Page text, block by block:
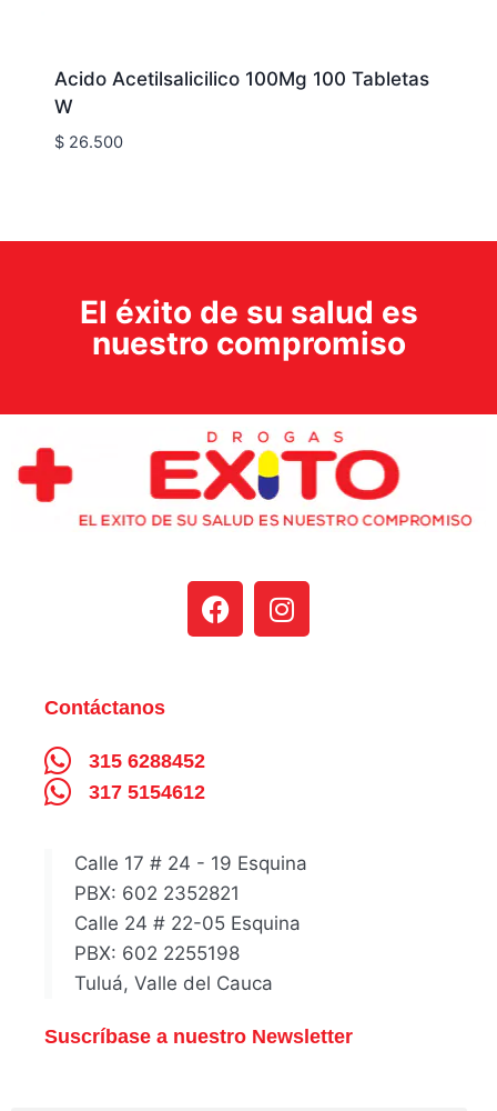
Acido Acetilsalicilico 100Mg 100 Tabletas
W
$26.500
El éxito de su salud es
nuestro compromiso
Contáctanos
315 6288452
317 5154612
Calle 17 # 24 - 19 Esquina
PBX: 602 2352821
Calle 24 # 22-05 Esquina
PBX: 602 2255198
Tuluá, Valle del Cauca
Suscríbase a nuestro Newsletter